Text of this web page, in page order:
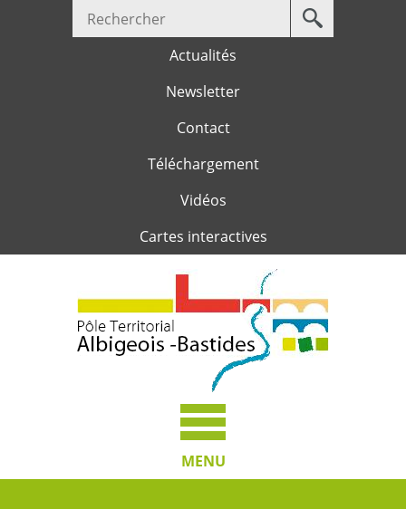
Jump to navigation
Votre
recherche
Actualités
Newsletter
Contact
Téléchargement
Vidéos
Cartes interactives
MENU